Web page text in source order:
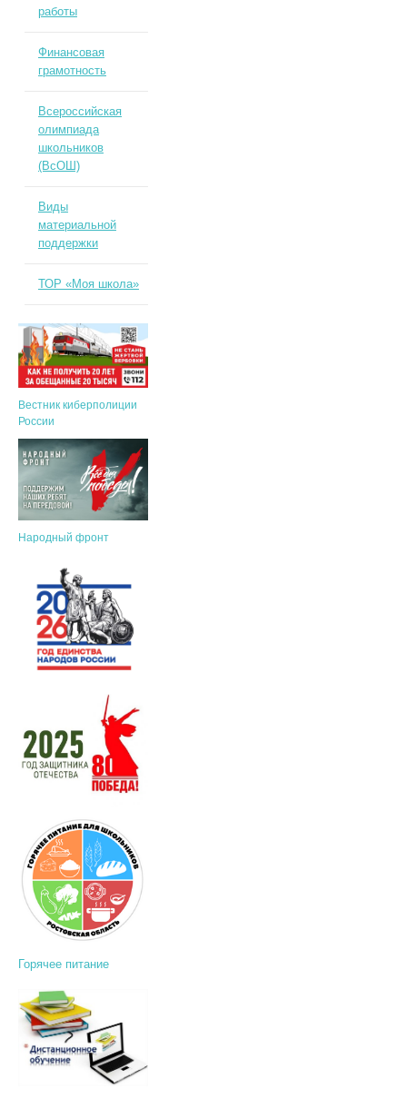
работы
Финансовая
грамотность
Всероссийская
олимпиада
школьников
(ВсОШ)
Виды
материальной
поддержки
ТОР «Моя школа»
Вестник киберполиции
России
Народный фронт
Горячее питание